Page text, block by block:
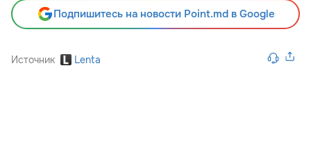
Подпишитесь на новости Point.md в Google
Источник Lenta